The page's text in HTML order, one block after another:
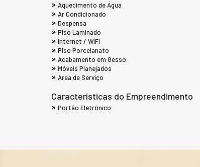
Aquecimento de Água
Ar Condicionado
Despensa
Piso Laminado
Internet / WiFi
Piso Porcelanato
Acabamento em Gesso
Móveis Planejados
Área de Serviço
Características do Empreendimento
Portão Eletrônico